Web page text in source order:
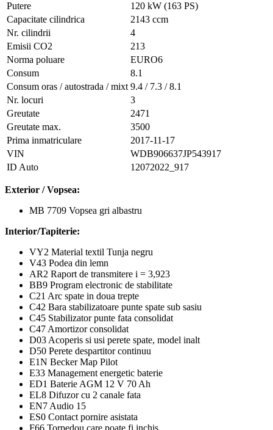
Putere
120 kW (163 PS)
Capacitate cilindrica
2143 ccm
Nr. cilindrii
4
Emisii CO2
213
Norma poluare
EURO6
Consum
8.1
Consum oras / autostrada / mixt 9.4 / 7.3 / 8.1
Nr. locuri
3
Greutate
2471
Greutate max.
3500
Prima inmatriculare
2017-11-17
VIN
WDB906637JP543917
ID Auto
12072022_917
Exterior / Vopsea:
MB 7709 Vopsea gri albastru
Interior/Tapiterie:
VY2 Material textil Tunja negru
V43 Podea din lemn
AR2 Raport de transmitere i = 3,923
BB9 Program electronic de stabilitate
C21 Arc spate in doua trepte
C42 Bara stabilizatoare punte spate sub sasiu
C45 Stabilizator punte fata consolidat
C47 Amortizor consolidat
D03 Acoperis si usi perete spate, model inalt
D50 Perete despartitor continuu
E1N Becker Map Pilot
E33 Management energetic baterie
ED1 Baterie AGM 12 V 70 Ah
EL8 Difuzor cu 2 canale fata
EN7 Audio 15
ES0 Contact pornire asistata